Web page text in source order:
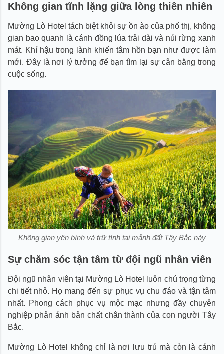
Không gian tĩnh lặng giữa lòng thiên nhiên
Mường Lò Hotel tách biệt khỏi sự ồn ào của phố thị, không
gian bao quanh là cánh đồng lúa trải dài và núi rừng xanh
mát. Khí hậu trong lành khiến tâm hồn bạn như được làm
mới. Đây là nơi lý tưởng để bạn tìm lại sự cân bằng trong
cuộc sống.
Không gian yên bình và trữ tình tại mảnh đất Tây Bắc này
Sự chăm sóc tận tâm từ đội ngũ nhân viên
Đội ngũ nhân viên tại Mường Lò Hotel luôn chú trọng từng
chi tiết nhỏ. Họ mang đến sự phục vụ chu đáo và tận tâm
nhất. Phong cách phục vụ mộc mạc nhưng đầy chuyên
nghiệp phản ánh bản chất chân thành của con người Tây
Bắc.
Mường Lò Hotel không chỉ là nơi lưu trú mà còn là cánh